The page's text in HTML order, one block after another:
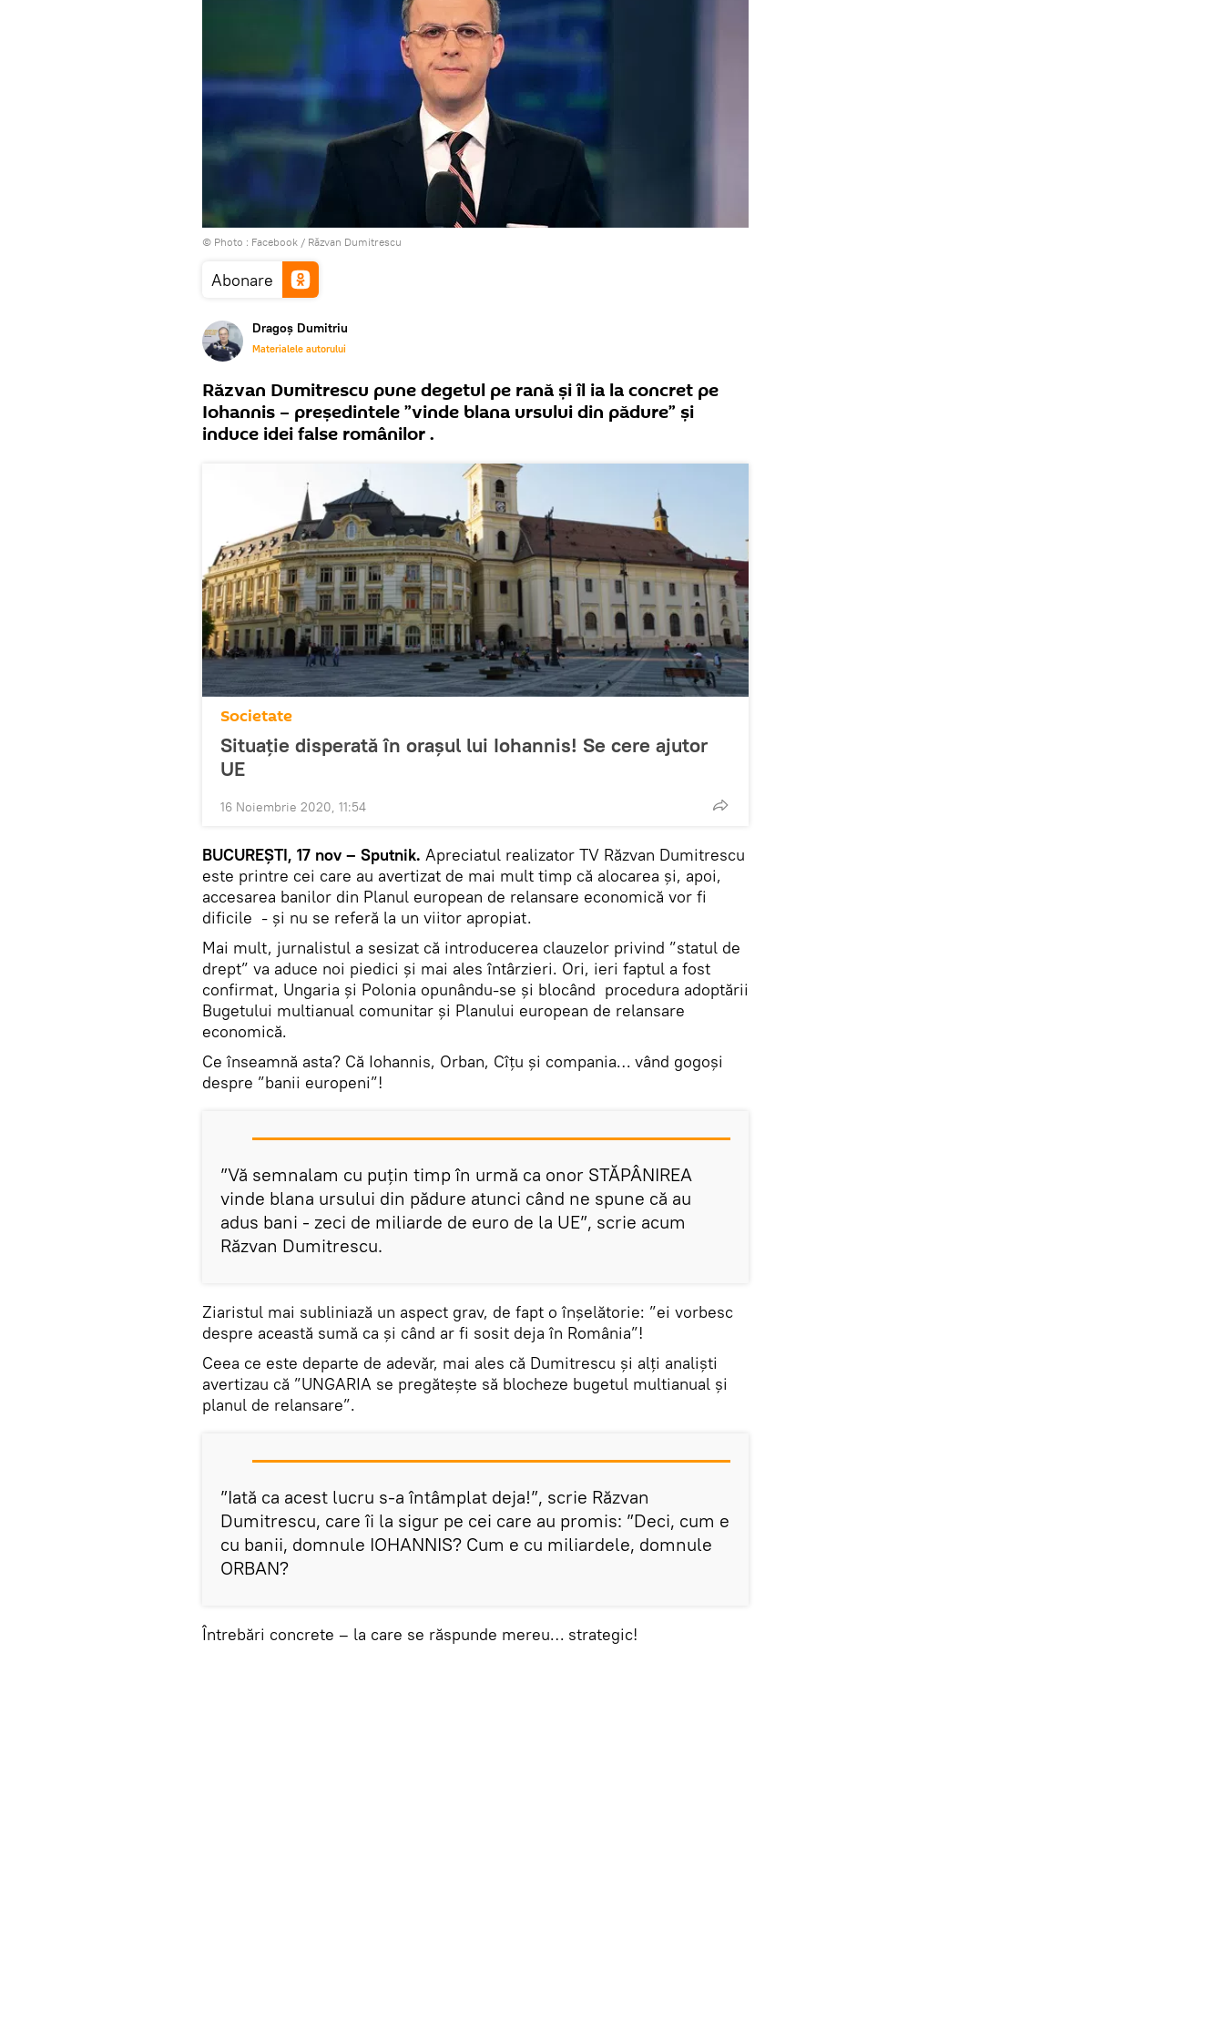
© Photo : Facebook / Răzvan Dumitrescu
Abonare
Dragoș Dumitriu
Materialele autorului
Răzvan Dumitrescu pune degetul pe rană și îl ia la concret pe
Iohannis – președintele ”vinde blana ursului din pădure” și
induce idei false românilor .
Societate
Situație disperată în orașul lui Iohannis! Se cere ajutor
UE
16 Noiembrie 2020, 11:54
BUCUREȘTI, 17 nov – Sputnik. Apreciatul realizator TV Răzvan Dumitrescu
este printre cei care au avertizat de mai mult timp că alocarea și, apoi,
accesarea banilor din Planul european de relansare economică vor fi
dificile - și nu se referă la un viitor apropiat.
Mai mult, jurnalistul a sesizat că introducerea clauzelor privind ”statul de
drept” va aduce noi piedici și mai ales întârzieri. Ori, ieri faptul a fost
confirmat, Ungaria şi Polonia opunându-se și blocând procedura adoptării
Bugetului multianual comunitar şi Planului european de relansare
economică.
Ce înseamnă asta? Că Iohannis, Orban, Cîțu și compania… vând gogoși
despre ”banii europeni”!
”Vă semnalam cu puțin timp în urmă ca onor STĂPÂNIREA
vinde blana ursului din pădure atunci când ne spune că au
adus bani - zeci de miliarde de euro de la UE”, scrie acum
Răzvan Dumitrescu.
Ziaristul mai subliniază un aspect grav, de fapt o înșelătorie: ”ei vorbesc
despre această sumă ca și când ar fi sosit deja în România”!
Ceea ce este departe de adevăr, mai ales că Dumitrescu și alți analiști
avertizau că ”UNGARIA se pregătește să blocheze bugetul multianual și
planul de relansare”.
”Iată ca acest lucru s-a întâmplat deja!”, scrie Răzvan
Dumitrescu, care îi la sigur pe cei care au promis: ”Deci, cum e
cu banii, domnule IOHANNIS? Cum e cu miliardele, domnule
ORBAN?
Întrebări concrete – la care se răspunde mereu… strategic!